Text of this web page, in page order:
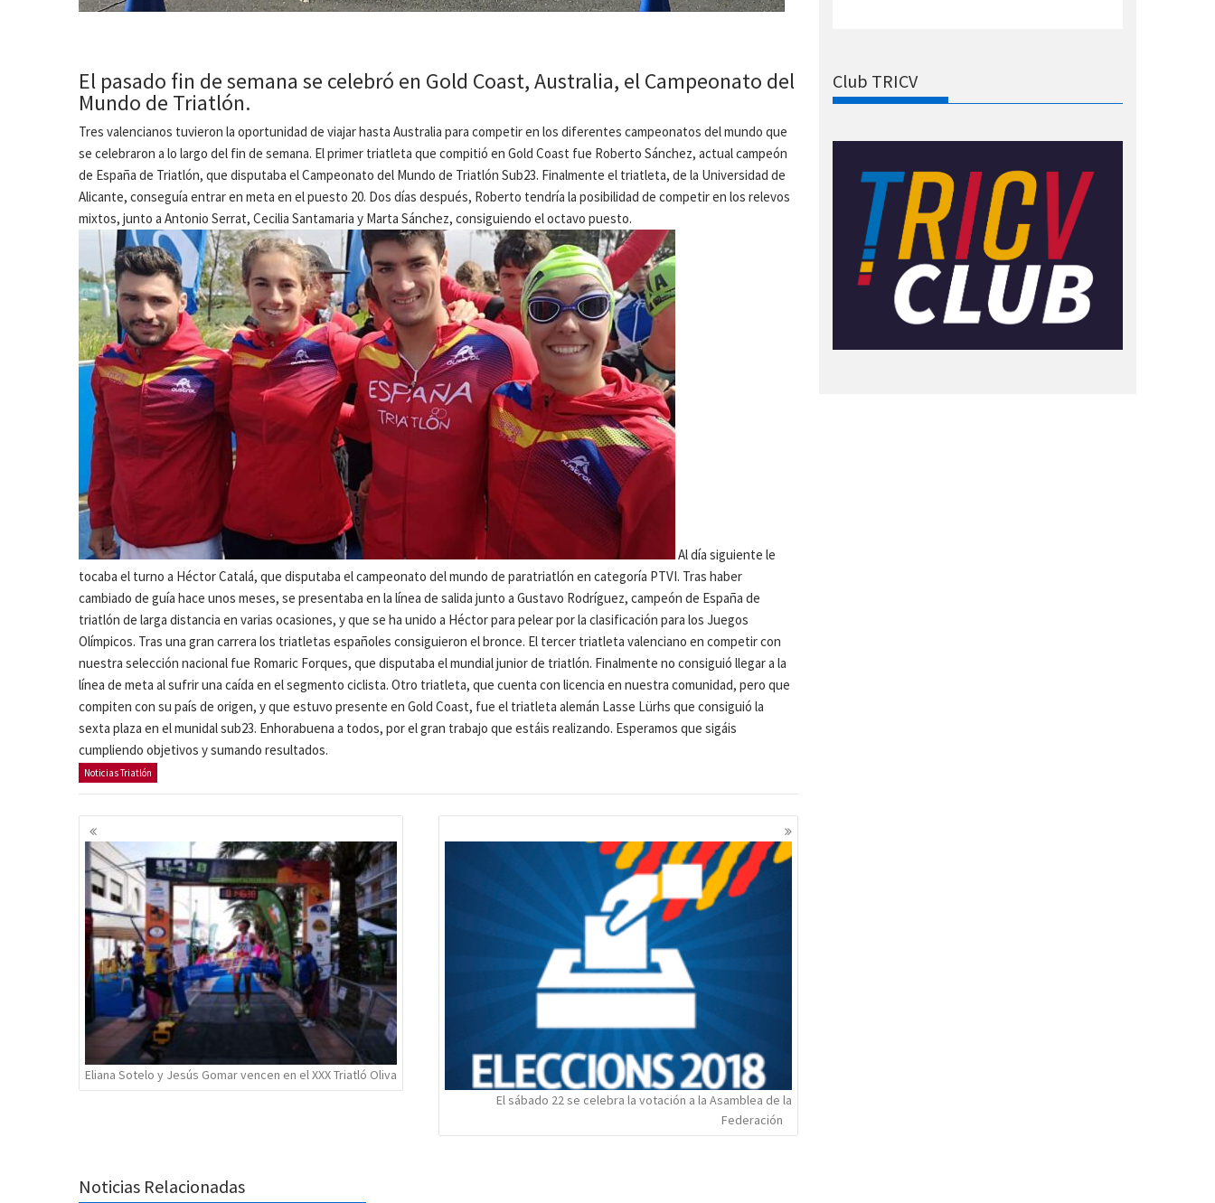
El pasado fin de semana se celebró en Gold Coast, Australia, el Campeonato del
Mundo de Triatlón.
Tres valencianos tuvieron la oportunidad de viajar hasta Australia para competir en los diferentes campeonatos del mundo que
se celebraron a lo largo del fin de semana. El primer triatleta que compitió en Gold Coast fue Roberto Sánchez, actual campeón
de España de Triatlón, que disputaba el Campeonato del Mundo de Triatlón Sub23. Finalmente el triatleta, de la Universidad de
Alicante, conseguía entrar en meta en el puesto 20. Dos días después, Roberto tendría la posibilidad de competir en los relevos
mixtos, junto a Antonio Serrat, Cecilia Santamaria y Marta Sánchez, consiguiendo el octavo puesto.
Al día siguiente le
tocaba el turno a Héctor Catalá, que disputaba el campeonato del mundo de paratriatlón en categoría PTVI. Tras haber
cambiado de guía hace unos meses, se presentaba en la línea de salida junto a Gustavo Rodríguez, campeón de España de
triatlón de larga distancia en varias ocasiones, y que se ha unido a Héctor para pelear por la clasificación para los Juegos
Olímpicos. Tras una gran carrera los triatletas españoles consiguieron el bronce. El tercer triatleta valenciano en competir con
nuestra selección nacional fue Romaric Forques, que disputaba el mundial junior de triatlón. Finalmente no consiguió llegar a la
línea de meta al sufrir una caída en el segmento ciclista. Otro triatleta, que cuenta con licencia en nuestra comunidad, pero que
compiten con su país de origen, y que estuvo presente en Gold Coast, fue el triatleta alemán Lasse Lürhs que consiguió la
sexta plaza en el munidal sub23. Enhorabuena a todos, por el gran trabajo que estáis realizando. Esperamos que sigáis
cumpliendo objetivos y sumando resultados.
Noticias Triatlón
Navegación
de
entradas
Eliana Sotelo y Jesús Gomar vencen en el XXX Triatló Oliva
El sábado 22 se celebra la votación a la Asamblea de la
Federación
Noticias Relacionadas
Club TRICV